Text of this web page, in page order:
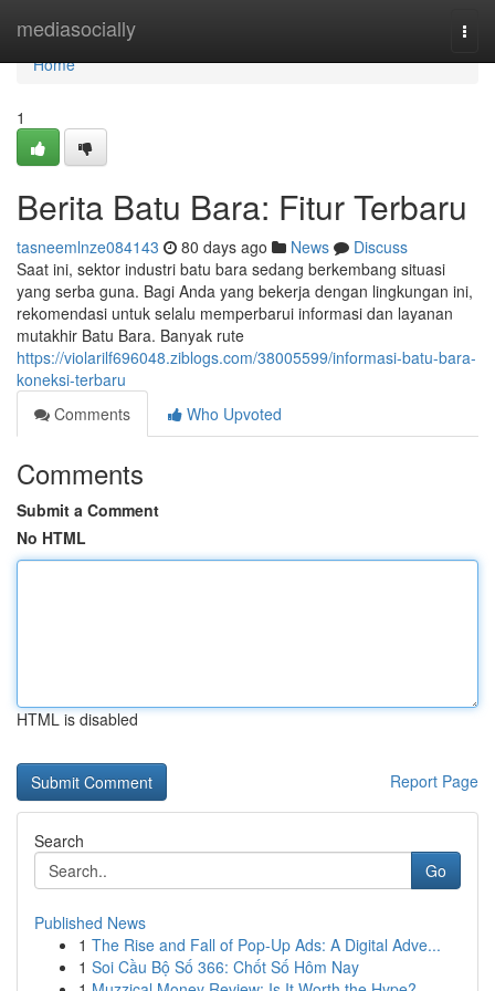
mediasocially
Home
Home
1
Berita Batu Bara: Fitur Terbaru
tasneemlnze084143 80 days ago News
Discuss
Saat ini, sektor industri batu bara sedang berkembang situasi
yang serba guna. Bagi Anda yang bekerja dengan lingkungan ini,
rekomendasi untuk selalu memperbarui informasi dan layanan
mutakhir Batu Bara. Banyak rute
https://violarilf696048.ziblogs.com/38005599/informasi-batu-bara-
koneksi-terbaru
Comments
Who Upvoted
Comments
Submit a Comment
No HTML
HTML is disabled
Report Page
Search
Go
Published News
1 The Rise and Fall of Pop-Up Ads: A Digital Adve...
1 Soi Cầu Bộ Số 366: Chốt Số Hôm Nay